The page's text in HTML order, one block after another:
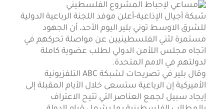
شبكة أجيال الإذاعية-أعلن موفد اللجنة الرباعية الدولية
للشرق الاوسط توني بلير اليوم الأحد، أن الجهود
مستمرة لثني الفلسطينيين عن مواصلة تحركهم في
اتجاه مجلس اللأمن الدولي لطلب عضوية كاملة
لدولتهم في الامم المتحدة.
وقال بلير في تصريحات لشبكة ABC التلفزيونية
الأميركية إن الرباعية ستسعى خلال الأيام المقبلة إلى
إيجاد سبيل لجمع العناصر التي تتيح الاعتراف